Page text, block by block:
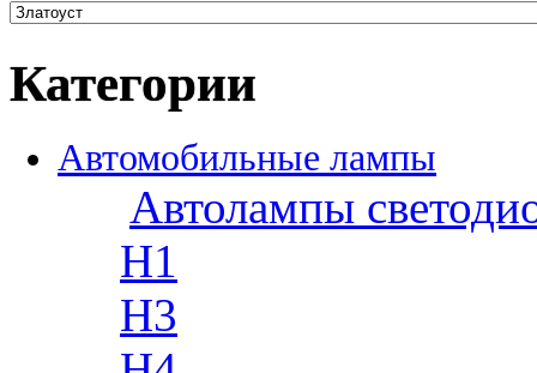
Категории
Автомобильные лампы
Автолампы
H1
H3